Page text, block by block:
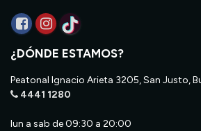
¿DÓNDE ESTAMOS?
Peatonal Ignacio Arieta 3205, San Justo,
4441 1280
lun a sab de 09:30 a 20:00